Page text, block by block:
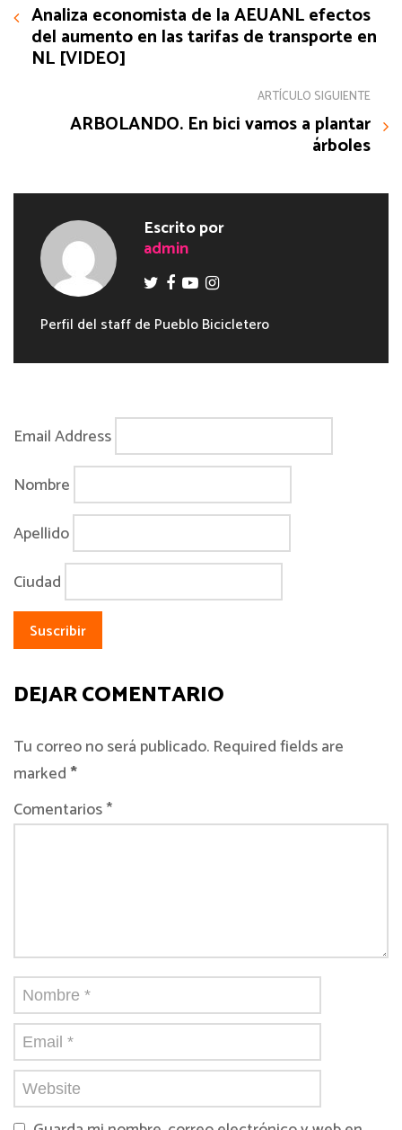
Analiza economista de la AEUANL efectos
del aumento en las tarifas de transporte en
NL [VIDEO]
ARTÍCULO SIGUIENTE
ARBOLANDO. En bici vamos a plantar
árboles
Escrito por
admin
Perfil del staff de Pueblo Bicicletero
Email Address
Nombre
Apellido
Ciudad
DEJAR COMENTARIO
Tu correo no será publicado. Required fields are
marked*
Comentarios *